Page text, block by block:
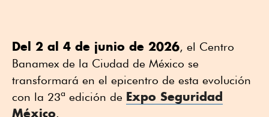
Del 2 al 4 de junio de 2026, el Centro
Banamex de la Ciudad de México se
transformará en el epicentro de esta evolución
con la 23ª edición de Expo Seguridad
México.